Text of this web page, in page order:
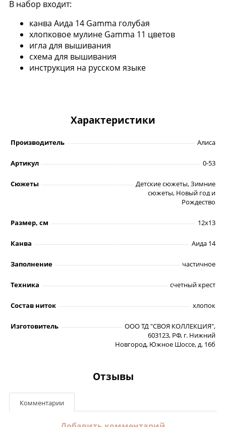
В набор входит:
канва Аида 14 Gamma голубая
хлопковое мулине Gamma 11 цветов
игла для вышивания
схема для вышивания
инструкция на русском языке
Характеристики
Производитель Алиса
Артикул 0-53
Сюжеты
Детские сюжеты, Зимние
сюжеты, Новый год и
Рождество
Размер, см 12х13
Канва Аида 14
Заполнение частичное
Техника счетный крест
Состав ниток хлопок
Изготовитель
ООО ТД "СВОЯ КОЛЛЕКЦИЯ",
603123, РФ, г. Нижний
Новгород, Южное Шоссе, д. 16б
Отзывы
Комментарии